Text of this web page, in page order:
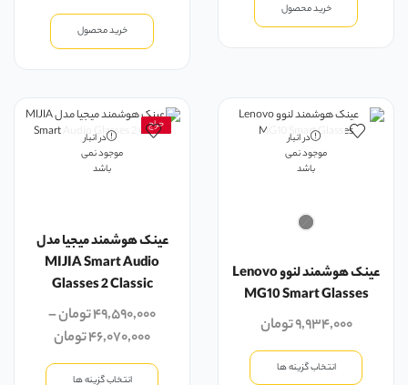
خرید محصول
خرید محصول
در انبار
موجود نمی
باشد
عینک هوشمند لنوو Lenovo
MG10 Smart Glasses
۹,۹۳۴,۰۰۰تومان
انتخاب گزینه ها
حراج
در انبار
موجود نمی
باشد
عینک هوشمند میجیا مدل
MIJIA Smart Audio
Glasses 2 Classic
۴۹,۵۹۰,۰۰۰تومان–
۴۶,۰۷۰,۰۰۰تومان
انتخاب گزینه ها